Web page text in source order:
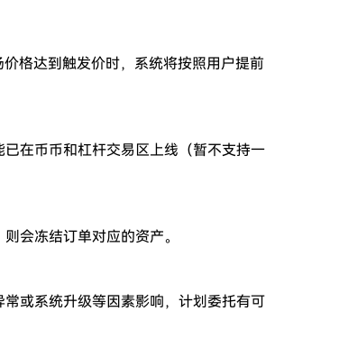
格达到触发价时，系统将按照用户提前
在币币和杠杆交易区上线（暂不支持一
会冻结订单对应的资产。
或系统升级等因素影响，计划委托有可